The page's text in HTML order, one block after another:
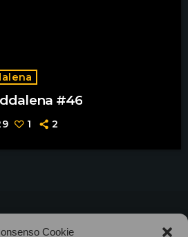
Cookie
#46
1 2
Bandito • CF 97882400019 •